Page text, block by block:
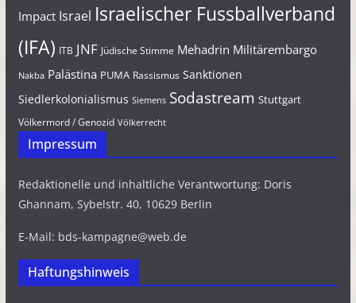
Impact Israel Israelischer Fussballverband
(IFA) ITB JNF Jüdische Stimme Mehadrin Militärembargo
Nakba Palästina PUMA Rassismus Sanktionen
Siedlerkolonialismus Siemens Sodastream Stuttgart
Völkermord / Genozid Völkerrecht
Impressum
Redaktionelle und inhaltliche Verantwortung: Doris
Ghannam, Sybelstr. 40, 10629 Berlin
E-Mail: bds-kampagne@web.de
Haftungshinweis